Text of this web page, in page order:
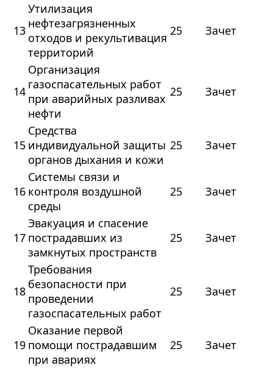
13
Утилизация
нефтезагрязненных
отходов и рекультивация
территорий
25 Зачет
14
Организация
газоспасательных работ
при аварийных разливах
нефти
25 Зачет
15
Средства
индивидуальной защиты
органов дыхания и кожи
25 Зачет
16
Системы связи и
контроля воздушной
среды
25 Зачет
17
Эвакуация и спасение
пострадавших из
замкнутых пространств
25 Зачет
18
Требования
безопасности при
проведении
газоспасательных работ
25 Зачет
19
Оказание первой
помощи пострадавшим
при авариях
25 Зачет